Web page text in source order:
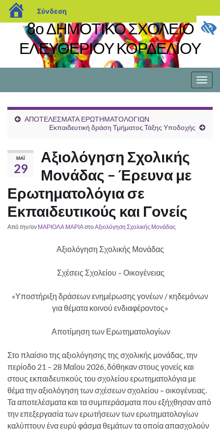
blogs.sch.gr
Σύνδεση
8ο ΔΗΜΟΤΙΚΟ ΣΧΟΛΕΙΟ
ΕΛΕΥΘΕΡΙΟΥ ΚΟΡΔΕΛΙΟΥ
ΑΠΟΤΕΛΕΣΜΑΤΑ ΕΡΩΤΗΜΑΤΟΛΟΓΙΩΝ
Εκπαιδευτική δράση Τμήματος Τάξης Υποδοχής
ΜΆΙ
29
Αξιολόγηση Σχολικής
Μονάδας – Έρευνα με
Ερωτηματολόγια σε
Εκπαιδευτικούς και Γονείς
Από την/ον ΜΑΡΙΟΛΑ ΜΑΡΙΑστοΑξιολόγηση Σχολικής Μονάδας
Αξιολόγηση Σχολικής Μονάδας
Σχέσεις Σχολείου – Οικογένειας
«Υποστήριξη δράσεων ενημέρωσης γονέων / κηδεμόνων
για θέματα κοινού ενδιαφέροντος»
Αποτίμηση των Ερωτηματολογίων
Στο πλαίσιο της αξιολόγησης της σχολικής μονάδας, την
περίοδο 21 – 28 Μαΐου 2026, δόθηκαν στους γονείς και
στους εκπαιδευτικούς του σχολείου ερωτηματολόγια με
θέμα την αξιολόγηση των σχέσεων σχολείου – οικογένειας.
Τα αποτελέσματα και τα συμπεράσματα που εξήχθησαν από
την επεξεργασία των ερωτήσεων των ερωτηματολογίων
καλύπτουν ένα ευρύ φάσμα θεμάτων τα οποία απασχολούν